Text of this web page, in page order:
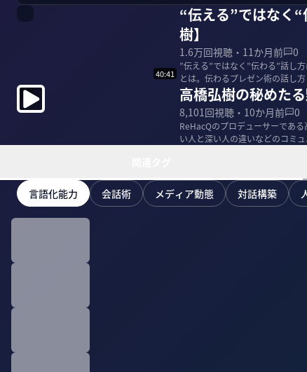
“伝える”ではなく
樹】
1.6万回視聴・ 11か月前 0
”伝える”ではなく”伝わる”話し
とは。伝わるプレゼン術の話し
の秘訣...
40:41
高橋弘樹の秘めた
8,101回視聴・ 10か月前 0
ReHacQのプロデューサーであ
い人と深い人の違いなどのコミュニケー
言語化能力 会話術 メディア動態 対話構築